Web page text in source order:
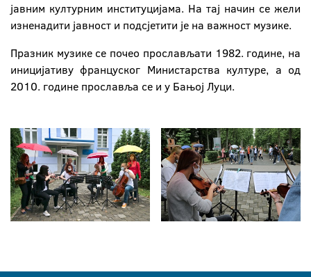
јавним културним институцијама. На тај начин се жели
изненадити јавност и подсјетити је на важност музике.
Празник музике се почео прослављати 1982. године, на
иницијативу француског Министарства културе, а од
2010. године прославља се и у Бањој Луци.